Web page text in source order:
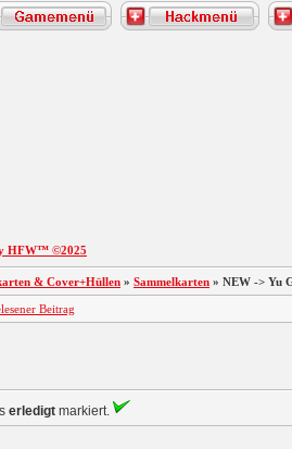
HFW™ ©2025
& Cover+Hüllen » Sammelkarten » NEW -> Yu
Beitrag
erledigt markiert.